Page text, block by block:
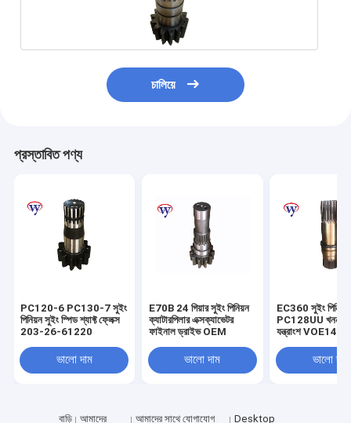
চালিয়ে
প্রস্তাবিত পণ্য
PC120-6 PC130-7 সুইং
পিনিয়ন সুইং স্পিড শ্যাফ্ট ফ্লেক্স
203-26-61220
ভালো দাম
E70B 24 গিয়ার সুইং পিনিয়ন
ক্যাটারপিলার এক্সক্যাভেটর
ফাইনাল ড্রাইভ OEM
ভালো দাম
EC360 সুইং পিনিয়ন
PC128UU
যন্ত্রাংশ
ভালো দাম
বাড়ি আমাদের আমাদের সাথে যোগাযোগ Desktop